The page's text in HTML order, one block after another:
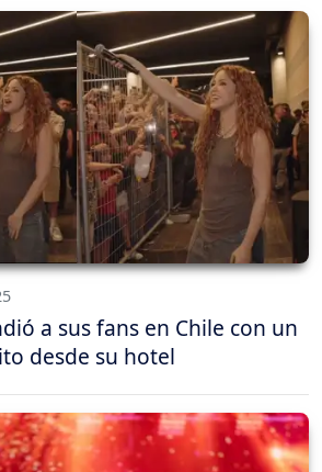
a sus fans en Chile con un
desde su hotel